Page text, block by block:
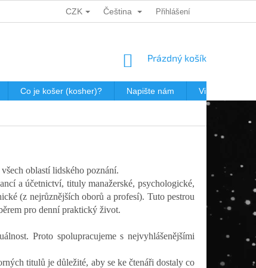
DÁRKOVÉ KUPONY POŠTOVNÉ V JEWISHOP
CZK Čeština Přihlášení
NÁKUPNÍ
Prázdný košík
Co je košer (kosher)? Napište nám Virtualní
oblastí lidského poznání.
a účetnictví, tituly manažerské, psychologické,
(z nejrůznějších oborů a profesí). Tuto pestrou
pro denní praktický život.
Proto spolupracujeme s nejvyhlášenějšími
titulů je důležité, aby se ke čtenáři dostaly co